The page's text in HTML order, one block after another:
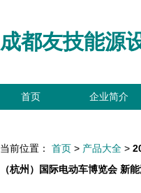
成都友技能源
首页 企业简介
当前位置： 首页 > 产品大全 >
（杭州）国际电动车博览会 新